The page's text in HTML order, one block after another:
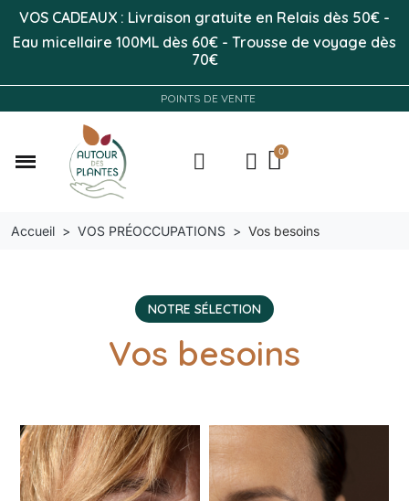
VOS CADEAUX : Livraison gratuite en Relais dès 50€ -
Eau micellaire 100ML dès 60€ - Trousse de voyage dès
70€
POINTS DE VENTE
Accueil VOS PRÉOCCUPATIONS Vos besoins
NOTRE SÉLECTION
Vos besoins